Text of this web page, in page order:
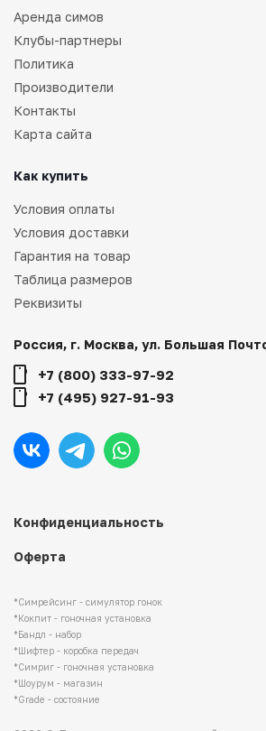
*Симрейсинг - симулятор гонок
*Кокпит - гоночная установка
*Бандл - набор
*Шифтер - коробка передач
*Симриг - гоночная установка
*Шоурум - магазин
*Grade - состояние
Конфиденциальность
Оферта
Аренда симов
Клубы-партнеры
Политика
Производители
Контакты
Карта сайта
Как купить
Условия оплаты
Условия доставки
Гарантия на товар
Таблица размеров
Реквизиты
Россия, г. Москва, ул. Большая
+7 (800) 333-97-92
+7 (495) 927-91-93